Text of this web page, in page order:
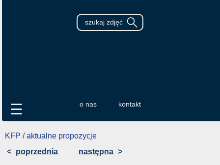
o nas kontakt
☰
KFP / aktualne propozycje
< poprzednia następna >